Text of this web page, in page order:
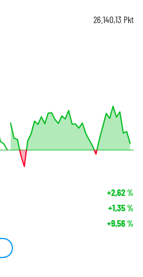
26.140,13 Pkt
+2,62%
+1,35%
+9,56%